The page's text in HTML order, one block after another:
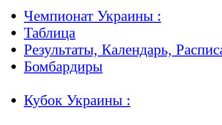
Чемпионат Украины :
Таблица
Результаты, Календарь,
Бомбардиры
Кубок Украины :